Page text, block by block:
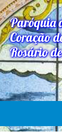
Paróquia
Coração
Rosário